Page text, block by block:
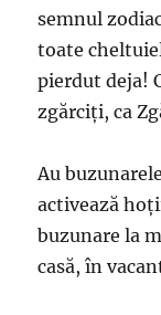
semnul
toate
pierdut deja!
zgărciţi, ca
Au
activează
buzunare la
casă, în